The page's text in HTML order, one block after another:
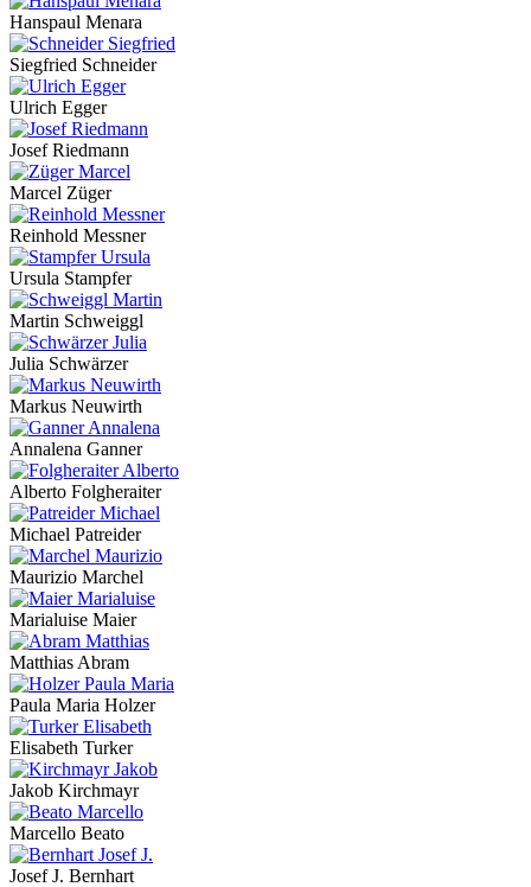
Hanspaul Menara
Siegfried Schneider
Ulrich Egger
Josef Riedmann
Marcel Züger
Reinhold Messner
Ursula Stampfer
Martin Schweiggl
Julia Schwärzer
Markus Neuwirth
Annalena Ganner
Alberto Folgheraiter
Michael Patreider
Maurizio Marchel
Marialuise Maier
Matthias Abram
Paula Maria Holzer
Elisabeth Turker
Jakob Kirchmayr
Marcello Beato
Josef J. Bernhart